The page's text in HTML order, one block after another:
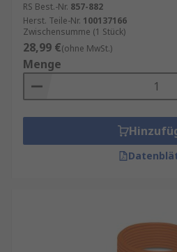
Überspannungsschutz:
Überspannungsschutzfunktion
und die angeschlossenen
Spannungsspitzen.
Buchsen mit Schalter:
Einige
RS Best.-Nr. 857-882
Herst. Teile-Nr. 100137166
Zwischensumme (1 Stück)
28,99 €(ohne MwSt.)
Menge